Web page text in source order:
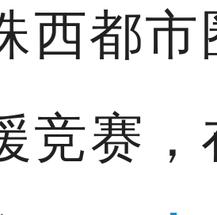
西都
竞赛